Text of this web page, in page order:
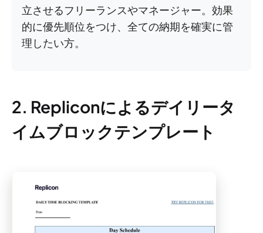
立させるフリーランスやマネージャー。効果
的に優先順位をつけ、全ての納期を確実に管
理したい方。
2. Repliconによるデイリータ
イムブロックテンプレート